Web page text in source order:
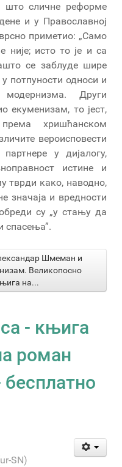
сличне реформе
и у Православној
приметио: „Само
није; исто то је и са
се заблуде шире
потпуности односи и
Други
екуменизам, то јест,
хришћанском
вероисповести
у дијалогу,
истине и
тврди како, наводно,
значаја и вредности
су „у стању да
спасења”.
Шмеман и
Великопосно
на...
- књига
роман
SN)